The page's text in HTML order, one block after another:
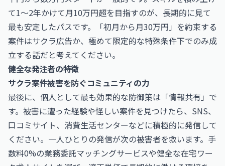
て1〜2年かけて月10万円超を目指すのが、長期的に見て
最も安定したパスです。「初月から月30万円」を約束する
案件はサクラ広告か、極めて限定的な特殊条件下でのみ成
立する話だと考えてください。
健全な発注者の特徴
サクラ案件被害を防ぐコミュニティの力
最後に、個人として最も効果的な防御策は「情報共有」で
す。被害に遭った経験や怪しい案件を見つけたら、SNS、
口コミサイト、消費生活センターなどに積極的に発信して
ください。一人ひとりの発信が次の被害者を救います。手
数料0%の業務委託マッチングサービスや健全な在宅ワー